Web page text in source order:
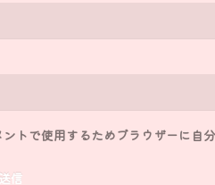
トで使用するためブラウザーに自